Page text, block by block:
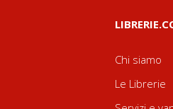
Chi siamo
Le Librerie